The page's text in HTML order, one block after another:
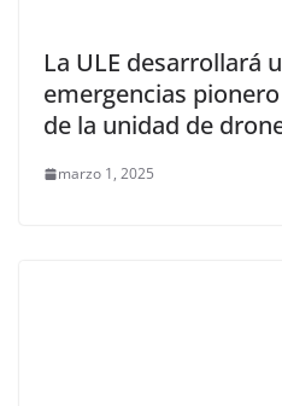
La ULE desarrollará
emergencias
de la unidad de
marzo 1, 2025